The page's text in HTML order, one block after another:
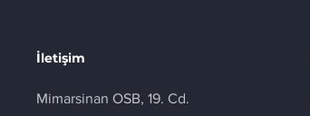
İletişim
Mimarsinan OSB, 19. Cd.